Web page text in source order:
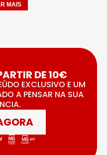
MAIS
DE 10€
EXCLUSIVO E UM
A PENSAR NA SUA